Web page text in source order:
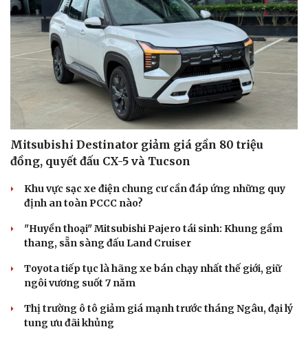
Mitsubishi Destinator giảm giá gần 80 triệu
đồng, quyết đấu CX-5 và Tucson
Khu vực sạc xe điện chung cư cần đáp ứng những quy
định an toàn PCCC nào?
"Huyền thoại" Mitsubishi Pajero tái sinh: Khung gầm
thang, sẵn sàng đấu Land Cruiser
Toyota tiếp tục là hãng xe bán chạy nhất thế giới, giữ
ngôi vương suốt 7 năm
Thị trường ô tô giảm giá mạnh trước tháng Ngâu, đại lý
tung ưu đãi khủng